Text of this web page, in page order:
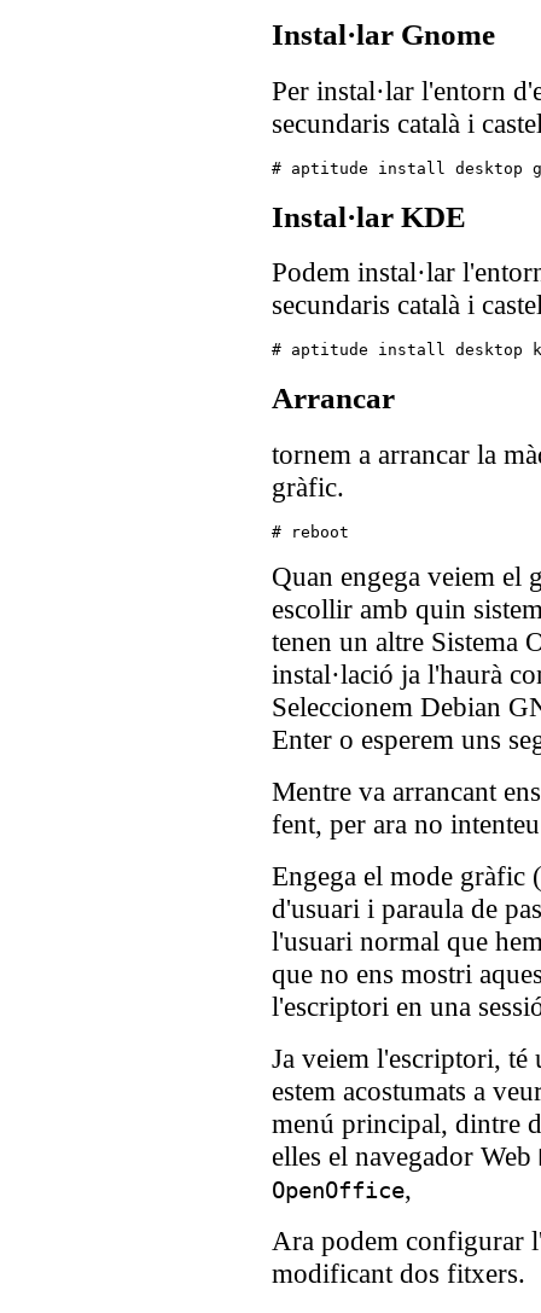
Instal·lar Gnome
Per instal·lar l'entorn
secundaris català i
Instal·lar KDE
Podem instal·lar
secundaris català i
# aptitude install desktop
Arrancar
tornem a arrancar la
gràfic.
# reboot
Quan engega veiem el
escollir amb quin
tenen un altre Sistema
instal·lació ja l'haurà
Seleccionem Debian
Enter o esperem uns
Mentre va arrancant
fent, per ara no
Engega el mode gràfic
d'usuari i paraula de
l'usuari normal que
que no ens mostri
l'escriptori en una
Ja veiem l'escriptori, té
estem acostumats a
menú principal, dintre
elles el navegador Web
OpenOffice,
Ara podem configurar
modificant dos fitxers.